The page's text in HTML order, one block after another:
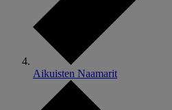
Aikuisten Naamarit